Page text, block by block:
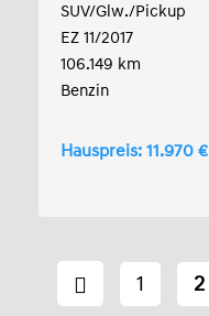
SUV/Glw./Pickup
EZ 11/2017
106.149 km
Benzin
Hauspreis: 11.970 €
1 2